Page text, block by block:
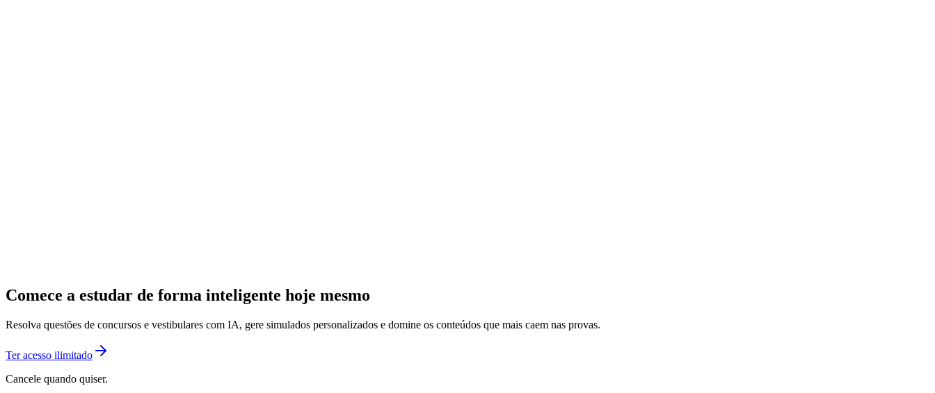
Comece a estudar de forma inteligente hoje mesmo
Resolva questões de concursos e vestibulares com IA, gere simulados personalizados e domine os conteúdos que mais caem nas provas.
Ter acesso ilimitado
Cancele quando quiser.